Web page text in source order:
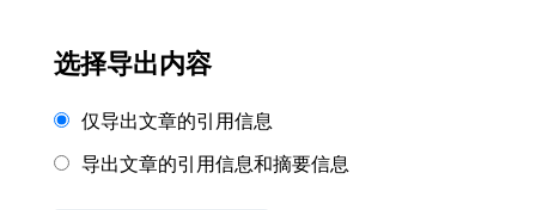
选择导出内容
仅导出文章的引用信息
导出文章的引用信息和摘要信息